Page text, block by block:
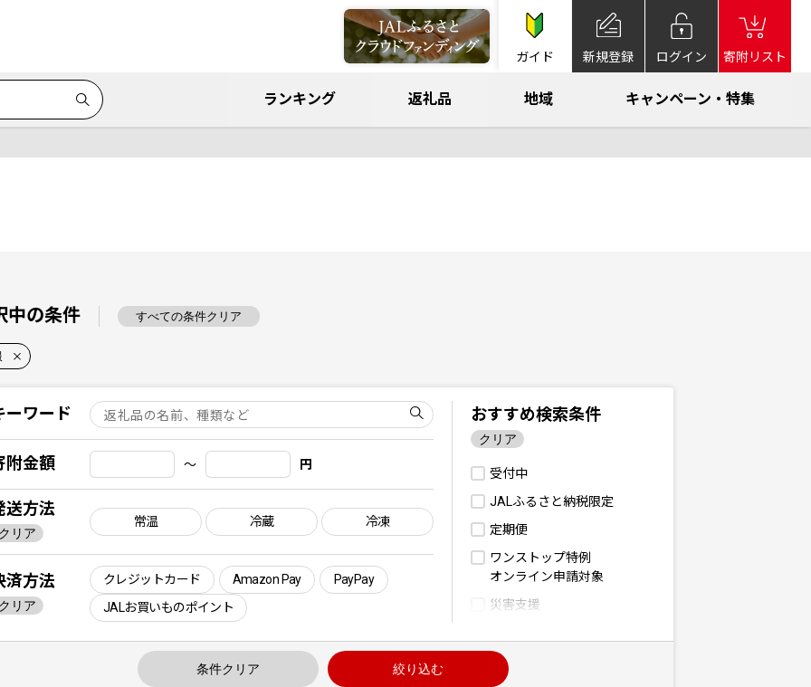
ガイド 新規登録 ログイン 寄附リスト
ランキング 返礼品 地域 キャンペーン・特集
中の条件 すべての条件クリア
ーワード
附金額 〜 円
送方法
リア
常温 冷蔵 冷凍
済方法
リア
クレジットカード Amazon Pay
PayPay
JALお買いものポイント
おすすめ検索条件
クリア
受付中
JALふるさと納税限定
定期便
ワンストップ特例
オンライン申請対象
災害支援
条件クリア 絞り込む